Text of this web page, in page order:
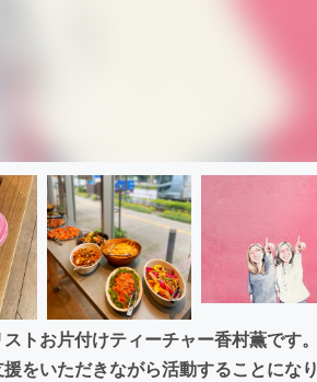
トお片付けティーチャー香村薫です
をいただきながら活動することにな